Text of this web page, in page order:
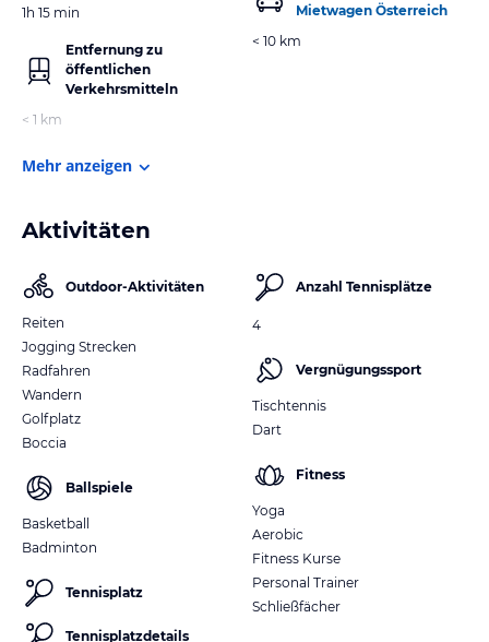
1h 15 min
Entfernung zu
öffentlichen
Verkehrsmitteln
< 1 km
Mietwagen Österreich
< 10 km
Mehr anzeigen
Aktivitäten
Outdoor-Aktivitäten
Reiten
Jogging Strecken
Radfahren
Wandern
Golfplatz
Boccia
Ballspiele
Basketball
Badminton
Tennisplatz
Tennisplatzdetails
Anzahl Tennisplätze
4
Vergnügungssport
Tischtennis
Dart
Fitness
Yoga
Aerobic
Fitness Kurse
Personal Trainer
Schließfächer